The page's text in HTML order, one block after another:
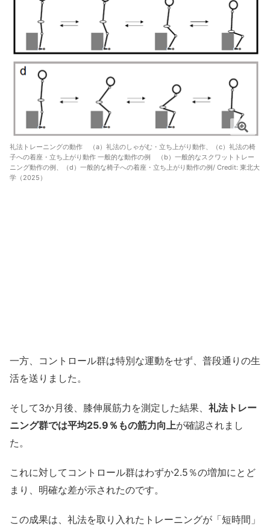
礼法トレーニングの動作 （a）礼法のしゃがむ・立ち上がり動作、（c）礼法の椅
子への着座・立ち上がり動作 一般的な動作の例 （b）一般的なスクワットトレー
ニング動作の例、（d）一般的な椅子への着座・立ち上がり動作の例/ Credit: 東北大
学（2025）
一方、コントロール群は特別な運動をせず、普段通りの生
活を送りました。
そして3か月後、膝伸展筋力を測定した結果、 礼法トレー
ニング群では平均25.9％もの筋力向上が確認されまし
た。
これに対してコントロール群はわずか2.5％の増加にとど
まり、明確な差が示されたのです。
この成果は、礼法を取り入れたトレーニングが「短時間」